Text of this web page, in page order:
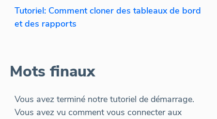
Tutoriel: Comment cloner des tableaux de bord
et des rapports
Mots finaux
Vous avez terminé notre tutoriel de démarrage.
Vous avez vu comment vous connecter aux